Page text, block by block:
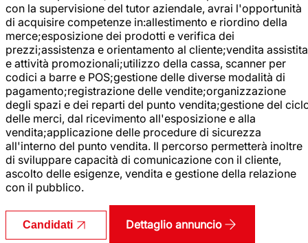
con la supervisione del tutor aziendale, avrai l'opportunità
di acquisire competenze in:allestimento e riordino della
merce;esposizione dei prodotti e verifica dei
prezzi;assistenza e orientamento al cliente;vendita assistita
e attività promozionali;utilizzo della cassa, scanner per
codici a barre e POS;gestione delle diverse modalità di
pagamento;registrazione delle vendite;organizzazione
degli spazi e dei reparti del punto vendita;gestione del
delle merci, dal ricevimento all'esposizione e alla
vendita;applicazione delle procedure di sicurezza
all'interno del punto vendita. Il percorso permetterà inoltre
di sviluppare capacità di comunicazione con il cliente,
ascolto delle esigenze, vendita e gestione della relazione
con il pubblico.
Candidati Dettaglio annuncio